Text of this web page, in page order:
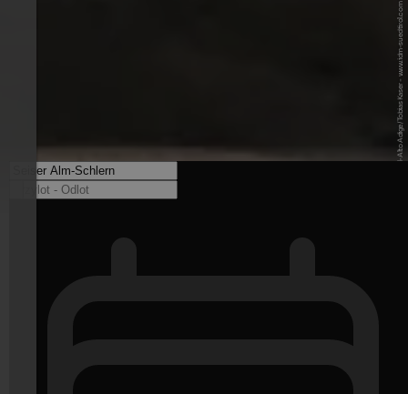
© IDM Südtirol-Alto Adige/Tobias Kaser - www.idm-suedtirol.com